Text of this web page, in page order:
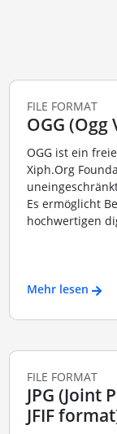
FILE FORMAT
OGG
OGG ist ein
Xiph.Org
Es ermöglicht
hochwertigen
Mehr lesen
FILE FORMAT
JPG (Joint
JFIF